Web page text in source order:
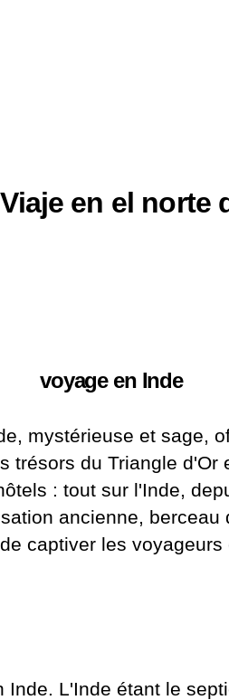
Viaje en el norte
voyage en Inde
mystérieuse et sage,
du Triangle
: tout sur l'Inde,
ancienne,
captiver les
Inde. L'Inde étant le